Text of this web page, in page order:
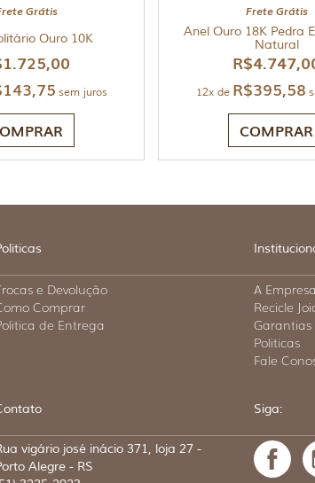
Grátis
Ouro 10K
1.725,00
143,75 sem juros
Frete Grátis
Anel Ouro 18K Pedra
Natural
R$
12x de R$395,58
COMPRAR
e Devolução
Comprar
de Entrega
A Empresa
Recicle
Politicas
Fale
Siga:
vigário josé inácio 371, loja 27 -
Alegre - RS